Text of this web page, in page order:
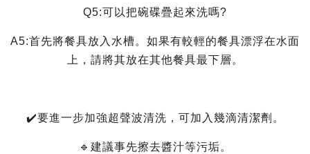
Q5:可以把碗碟疊起來洗嗎?
A5:首先將餐具放入水槽。如果有較輕的餐具漂浮在水面
上，請將其放在其他餐具最下層。
✔️要進一步加強超聲波清洗，可加入幾滴清潔劑。
🔹建議事先擦去醬汁等污垢。